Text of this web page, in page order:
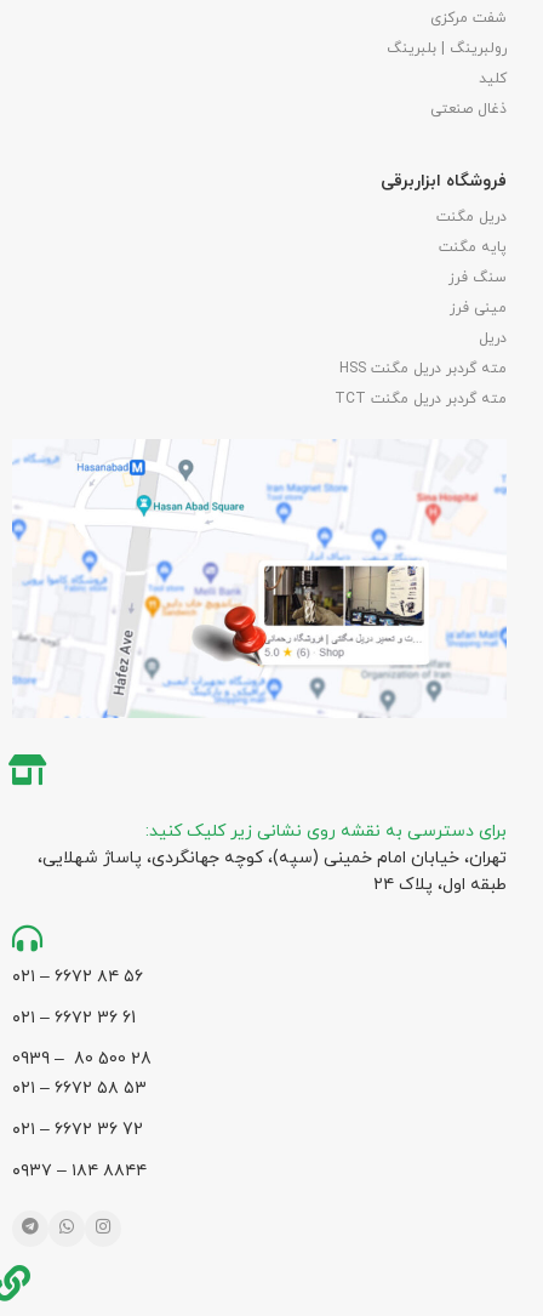
شفت مرکزی
رولبرینگ | بلبرینگ
کلید
ذغال صنعتی
فروشگاه ابزاربرقی
دریل مگنت
پایه مگنت
سنگ فرز
مینی فرز
دریل
مته گردبر دریل مگنت HSS
مته گردبر دریل مگنت TCT
برای دسترسی به نقشه روی نشانی زیر کلیک کنید:
تهران، خیابان امام خمینی (سپه)، کوچه جهانگردی،‌ پاساژ شهلایی،
طبقه اول، پلاک ۲۴
۵۶ ۸۴ ۶۶۷۲ – ۰۲۱
61 36 ۶۶۷۲ – ۰۲۱
28 500 80 – 0939
۵۳ ۵۸ ۶۶۷۲ – ۰۲۱
72 36 ۶۶۷۲ – ۰۲۱
۸۸۴۴ ۱۸۴ – ۰۹۳۷